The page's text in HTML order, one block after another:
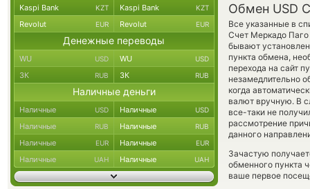
Обмен USD
Все указанные в
Счет Меркадо Паго
бывают
пункта обмена,
перехода на сайт
незамедлительно
когда
валют вручную. В
все-таки не
рассмотрение
данного
Зачастую
обменного пункта
ваше первое
Kaspi Bank KZT Kaspi Bank KZT
Revolut EUR Revolut EUR
Денежные переводы
WU USD WU USD
ЗК RUB ЗК RUB
Наличные деньги
Наличные USD Наличные USD
Наличные RUB Наличные RUB
Наличные EUR Наличные EUR
Наличные UAH Наличные UAH